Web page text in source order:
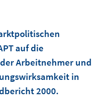
auf die
Arbeitnehmer und
in
2000.